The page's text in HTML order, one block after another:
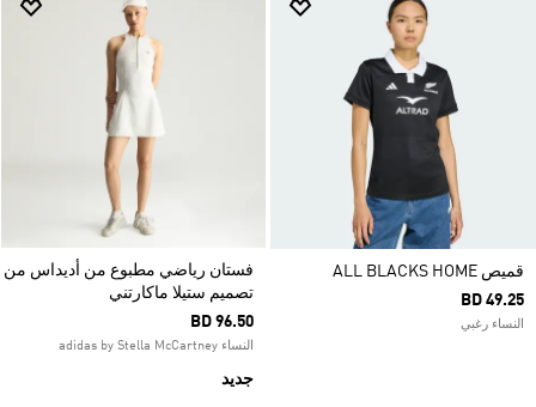
قميص ALL BLACKS HOME
BD 49.25
النساء رغبي
فستان رياضي مطبوع من أديداس من
تصميم ستيلا ماكارتني
BD 96.50
النساء adidas by Stella McCartney
جديد